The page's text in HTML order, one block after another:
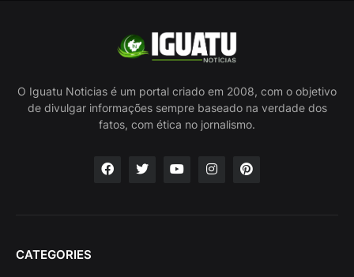
O Iguatu Noticias é um portal criado em 2008, com o objetivo
de divulgar informações sempre baseado na verdade dos
fatos, com ética no jornalismo.
CATEGORIES